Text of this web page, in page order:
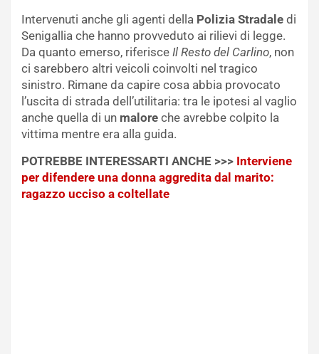
Intervenuti anche gli agenti della Polizia Stradale di
Senigallia che hanno provveduto ai rilievi di legge.
Da quanto emerso, riferisce Il Resto del Carlino, non
ci sarebbero altri veicoli coinvolti nel tragico
sinistro. Rimane da capire cosa abbia provocato
l’uscita di strada dell’utilitaria: tra le ipotesi al vaglio
anche quella di un malore che avrebbe colpito la
vittima mentre era alla guida.
POTREBBE INTERESSARTI ANCHE >>> Interviene
per difendere una donna aggredita dal marito:
ragazzo ucciso a coltellate